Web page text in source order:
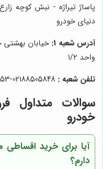
دنیای خودرو
آدرس شعبه 1:
خیابان
واحد ۱/۲
تلفن شعبه :
سوالات متداول
خودرو
آیا برای خرید اقساطی
دارم؟